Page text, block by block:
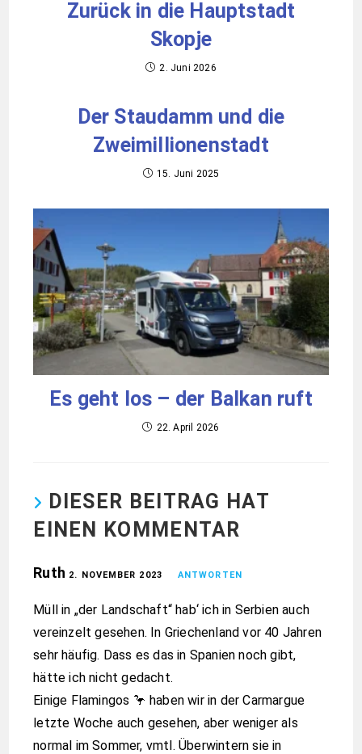
Zurück in die Hauptstadt
Skopje
2. Juni 2026
Der Staudamm und die
Zweimillionenstadt
15. Juni 2025
Es geht los – der Balkan ruft
22. April 2026
DIESER BEITRAG HAT
EINEN KOMMENTAR
Ruth 2. NOVEMBER 2023 ANTWORTEN
Müll in „der Landschaft“ hab‘ ich in Serbien auch
vereinzelt gesehen. In Griechenland vor 40 Jahren
sehr häufig. Dass es das in Spanien noch gibt,
hätte ich nicht gedacht.
Einige Flamingos 🦩 haben wir in der Carmargue
letzte Woche auch gesehen, aber weniger als
normal im Sommer, vmtl. Überwintern sie in